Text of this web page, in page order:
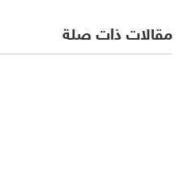
مقالات ذات صلة